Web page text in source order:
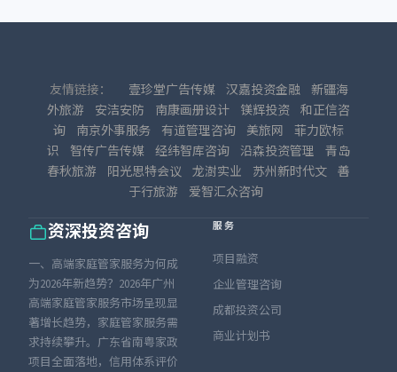
友情链接： 壹珍堂广告传媒 汉嘉投资金融
新疆海
外旅游
安洁安防 南康画册设计 镁辉投资 和正信咨
询
南京外事服务 有道管理咨询 美旅网
菲力欧标
识
智传广告传媒 经纬智库咨询 沿森投资管理
青岛
春秋旅游
阳光思特会议 龙澍实业 苏州新时代文 善
于行旅游
爱智汇众咨询
资深投资咨询
一、高端家庭管家服务为何成
为2026年新趋势？2026年广州
高端家庭管家服务市场呈现显
著增长趋势，家庭管家服务需
求持续攀升。广东省南粤家政
项目全面落地，信用体系评价
服务
项目融资
企业管理咨询
成都投资公司
商业计划书